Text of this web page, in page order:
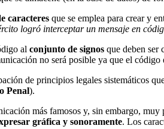
caracteres que se emplea para crear y
logró interceptar un mensaje en
al conjunto de signos que deben ser
no será posible ya que el
de principios legales sistemáticos
Penal).
más famosos y, sin embargo,
gráfica y sonoramente. Los